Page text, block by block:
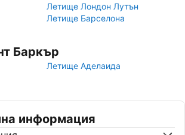
Летище Лондон Лутън
Летище Барселона
Баркър
Летище Аделаида
информация